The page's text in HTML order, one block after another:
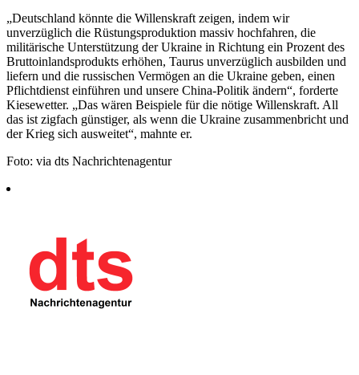
„Deutschland könnte die Willenskraft zeigen, indem wir
unverzüglich die Rüstungsproduktion massiv hochfahren, die
militärische Unterstützung der Ukraine in Richtung ein Prozent des
Bruttoinlandsprodukts erhöhen, Taurus unverzüglich ausbilden und
liefern und die russischen Vermögen an die Ukraine geben, einen
Pflichtdienst einführen und unsere China-Politik ändern“, forderte
Kiesewetter. „Das wären Beispiele für die nötige Willenskraft. All
das ist zigfach günstiger, als wenn die Ukraine zusammenbricht und
der Krieg sich ausweitet“, mahnte er.
Foto: via dts Nachrichtenagentur